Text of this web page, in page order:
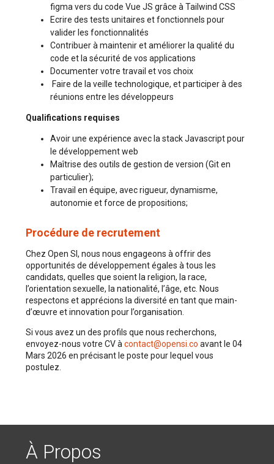
figma vers du code Vue JS grâce à Tailwind CSS
Ecrire des tests unitaires et fonctionnels pour
valider les fonctionnalités
Contribuer à maintenir et améliorer la qualité du
code et la sécurité de vos applications
Documenter votre travail et vos choix
Faire de la veille technologique, et participer à des
réunions entre les développeurs
Qualifications requises
Avoir une expérience avec la stack Javascript pour
le développement web
Maîtrise des outils de gestion de version (Git en
particulier);
Travail en équipe, avec rigueur, dynamisme,
autonomie et force de propositions;
Procédure de recrutement
Chez Open SI, nous nous engageons à offrir des
opportunités de développement égales à tous les
candidats, quelles que soient la religion, la race,
l’orientation sexuelle, la nationalité, l’âge, etc. Nous
respectons et apprécions la diversité en tant que main-
d’œuvre et innovation pour l’organisation.
Si vous avez un des profils que nous recherchons,
envoyez-nous votre CV à contact@opensi.co avant le 04
Mars 2026 en précisant le poste pour lequel vous
postulez.
À Propos